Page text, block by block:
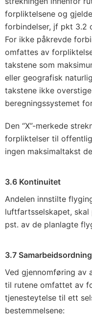
forpliktelsene og
forbindelser, jf pkt 3.2
For ikke påkrevde
omfattes av
takstene som
eller geografisk
takstene ikke
beregningssystemet
Den “X”-merkede
forpliktelser til
ingen maksimaltakst
3.6 Kontinuitet
Andelen innstilte
luftfartsselskapet, skal
pst. av de planlagte
3.7
Ved gjennomføring av
til rutene omfattet av
tjenesteytelse til ett
bestemmelsene: